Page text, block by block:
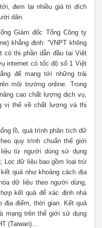
đem lại nhiều giá trị đích
dân.
Giám đốc Tổng Công ty
khẳng định: “VNPT không
có thị phần dẫn đầu tại Việt
internet có tốc độ số 1 Việt
để mang tới những trải
môi trường online. Trong
cao chất lượng dịch vụ,
vị thế về chất lượng và thị
lồ, quá trình phân tích dữ
quy trình chuẩn thế giới
từ người dùng sử dụng
Lọc dữ liệu bao gồm loại trừ
quả như khoảng cách địa
dữ liệu theo người dùng,
kết quả để xác định nhà
địa điểm, thời gian. Kết quả
mạng trên thế giới sử dụng
(Taiwan)...